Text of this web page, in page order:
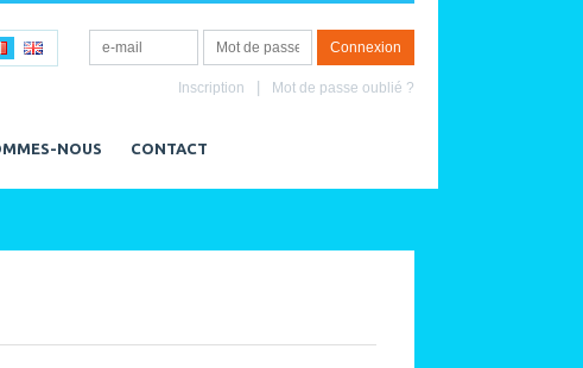
Inscription Mot de passe oublié ?
NOUS CONTACT